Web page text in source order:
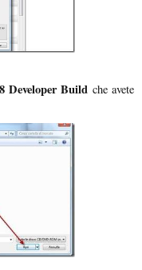
Developer Build che avete